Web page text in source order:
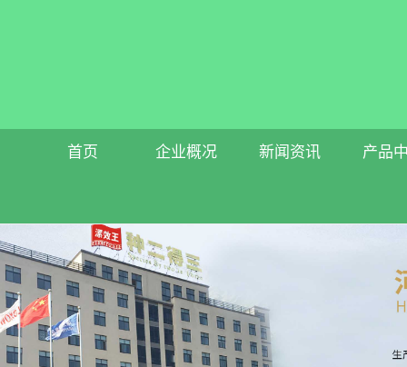
首页 企业概况 新闻资讯 产品